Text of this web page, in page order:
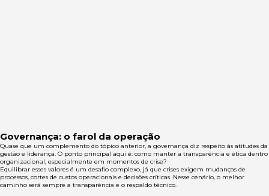
Governança: o farol da operação
Quase que um complemento do tópico anterior, a governança diz respeito às atitudes da
gestão e liderança. O ponto principal aqui é: como manter a transparência e ética dentro
organizacional, especialmente em momentos de crise?
Equilibrar esses valores é um desafio complexo, já que crises exigem mudanças de
processos, cortes de custos operacionais e decisões críticas. Nesse cenário, o melhor
caminho será sempre a transparência e o respaldo técnico.